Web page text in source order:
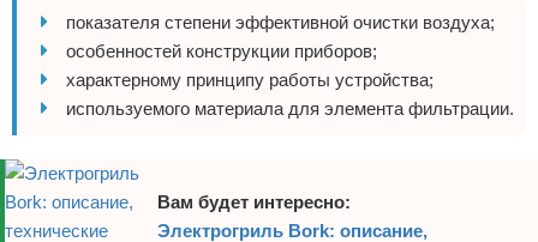
показателя степени эффективной очистки воздуха;
особенностей конструкции приборов;
характерному принципу работы устройства;
используемого материала для элемента фильтрации.
Вам будет интересно:
Электрогриль Bork: описание,